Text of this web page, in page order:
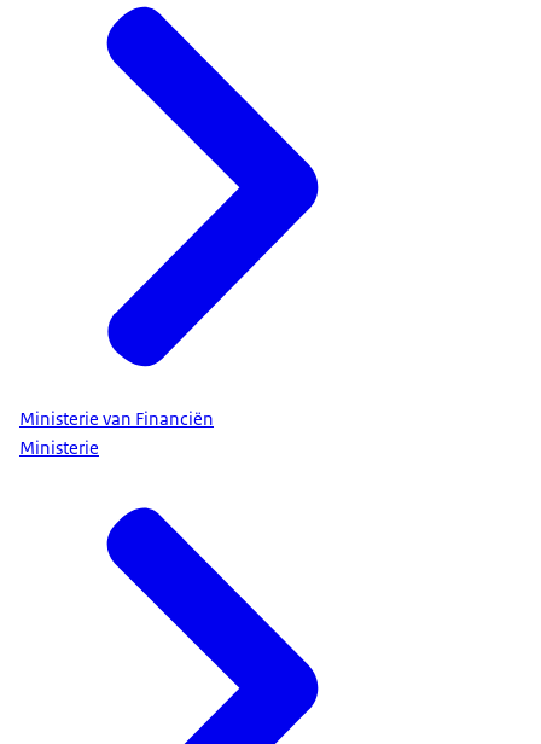
Ministerie van Financiën
Ministerie